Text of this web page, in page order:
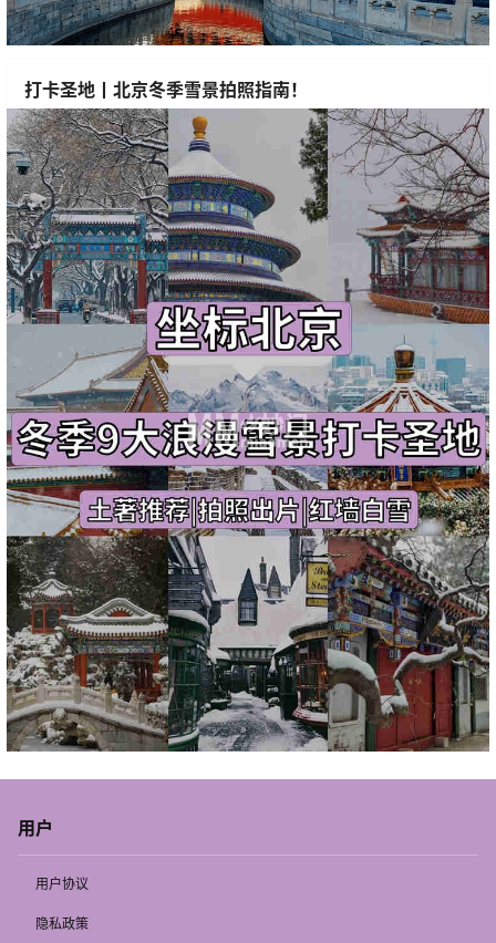
打卡圣地丨北京冬季雪景拍照指南！
用户
用户协议
隐私政策